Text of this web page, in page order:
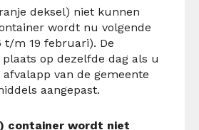
deksel) niet kunnen
wordt nu volgende
t/m 19 februari). De
op dezelfde dag als u
van de gemeente
aangepast.
container wordt niet